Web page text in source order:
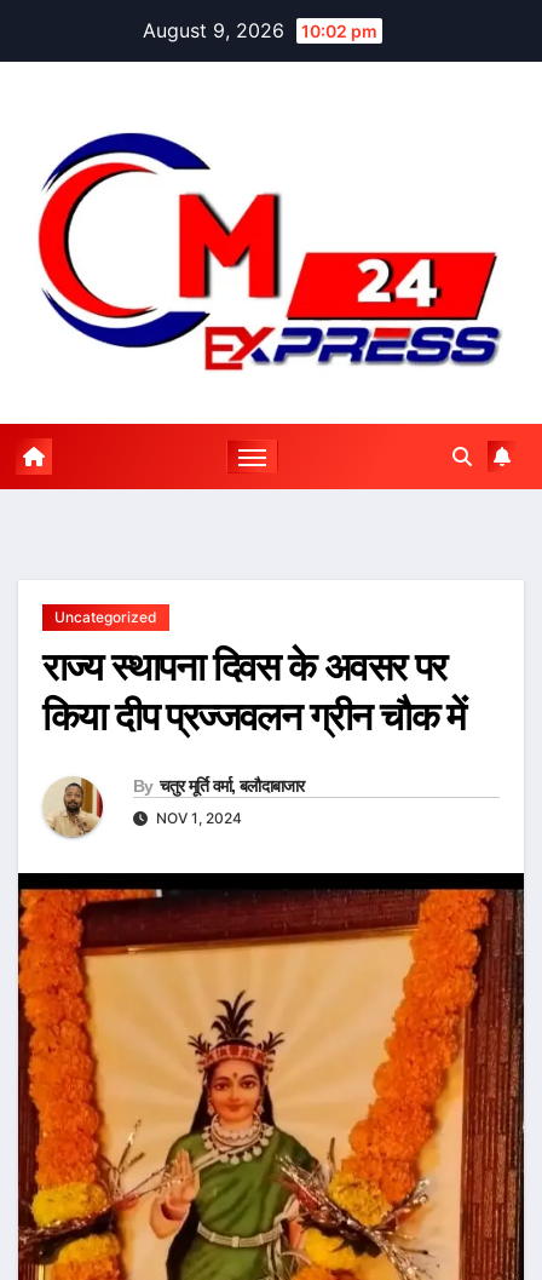
August 9, 2026 10:02 pm
Uncategorized
राज्य स्थापना दिवस के अवसर पर
किया दीप प्रज्जवलन ग्रीन चौक में
By चतुर मूर्ति वर्मा, बलौदाबाजार
NOV 1, 2024